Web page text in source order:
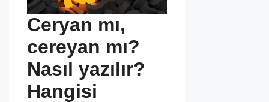
Ceryan mı,
cereyan mı?
Nasıl yazılır?
Hangisi